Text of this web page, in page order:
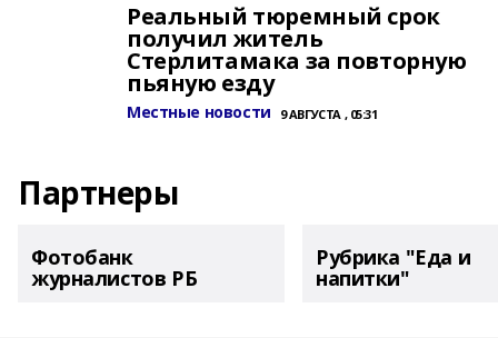
Реальный тюремный срок
получил житель
Стерлитамака за повторную
пьяную езду
Местные новости 9 АВГУСТА , 05:31
Партнеры
Фотобанк
журналистов РБ
Рубрика "Еда и
напитки"